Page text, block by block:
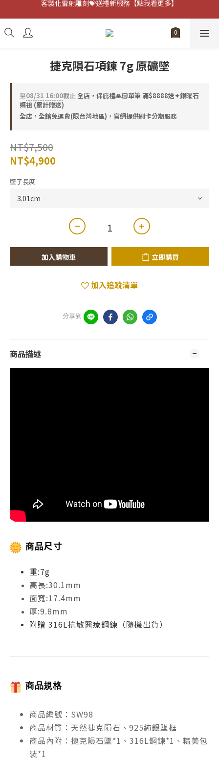
客製化雷射雕刻💝送禮新服務【點我看更多】
避邪防小人⚡指定黑曜石 任選兩件75折
客製化雷射雕刻💝送禮新服務【點我看更多】
捷克隕石項鍊 7g 原礦墜
至08/31 16:00截止全店，保庇禮🙏🏻單筆 滿$8888送✦銀曜石
媽祖 (累計贈送)
全店，全館免運費(限台灣地區)，官網提供刷卡分期服務
NT$7,500
NT$4,900
墜子長度
加入購物車 立即購買
加入追蹤清單
分享到
商品描述
商品尺寸
重:7g
高長:30.1mm
面寬:17.4mm
厚:9.8mm
附贈 316L抗敏醫療鋼鍊（隨機出貨）
商品規格
商品編號：SW98
商品材質：天然捷克隕石、925純銀墜框
商品內附：捷克隕石墜*1、316L鋼鍊*1、精美包
裝*1